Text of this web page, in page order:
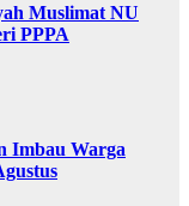
Muslimat NU
PPPA
Imbau Warga